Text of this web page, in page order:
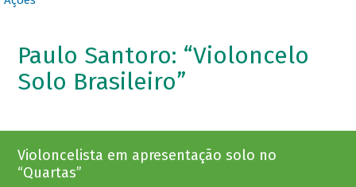
Paulo Santoro: “Violoncelo
Solo Brasileiro”
Violoncelista em apresentação solo no
“Quartas”